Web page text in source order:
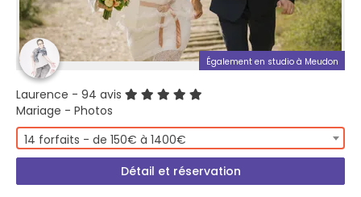
Également en studio à Meudon
Laurence - 94 avis
Mariage - Photos
14 forfaits - de 150€ à 1400€
Détail et réservation